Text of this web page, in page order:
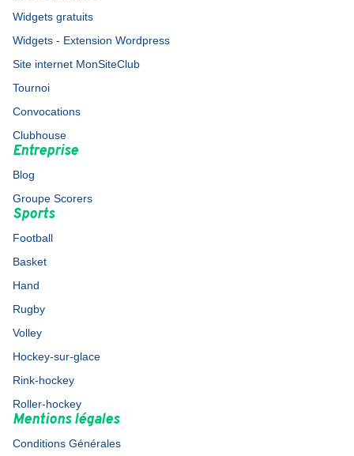
Widgets gratuits
Widgets - Extension Wordpress
Site internet MonSiteClub
Tournoi
Convocations
Clubhouse
Entreprise
Blog
Groupe Scorers
Sports
Football
Basket
Hand
Rugby
Volley
Hockey-sur-glace
Rink-hockey
Roller-hockey
Mentions légales
Conditions Générales